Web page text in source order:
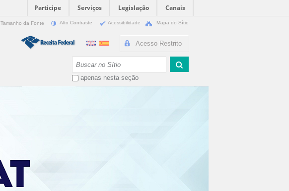
Participe Serviços Legislação
Canais
Tamanho da Fonte Alto Contraste Acessibilidade Mapa do Sítio
Acesso Restrito
apenas nesta seção